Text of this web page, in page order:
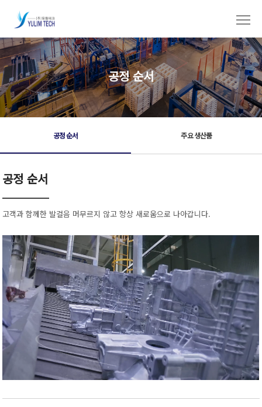
공정 순서
공정 순서 주요 생산품
공정 순서
고객과 함께한 발걸음 머무르지 않고 항상 새로움으로 나아갑니다.